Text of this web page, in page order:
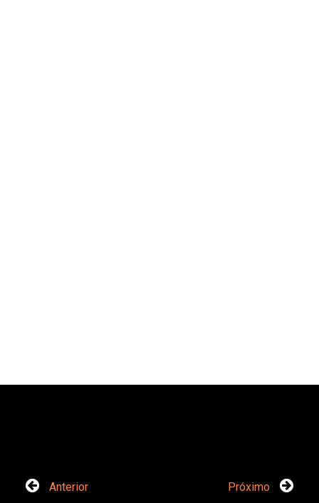
Anterior Próximo